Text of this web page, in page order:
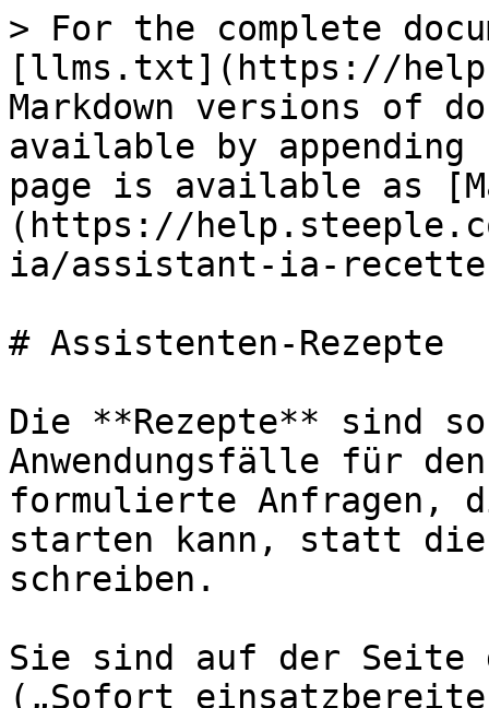
> For the complete
[llms.txt](https://
Markdown versions of
available by
page is available as
(https://
ia/assistant-ia-
# Assistenten-Rezepte
Die **Rezepte** sind
Anwendungsfälle für
formulierte Anfragen,
starten kann, statt
schreiben.
Sie sind auf der Seite
(„Sofort